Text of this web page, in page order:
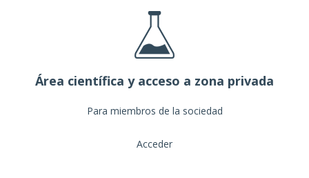
Área científica y acceso a zona privada
Para miembros de la sociedad
Acceder